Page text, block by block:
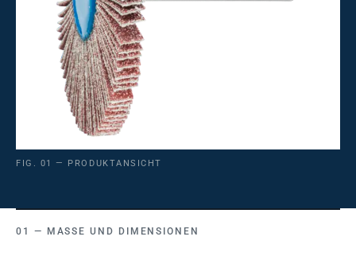
FIG. 01 — PRODUKTANSICHT
MASSE UND DIMENSIONEN